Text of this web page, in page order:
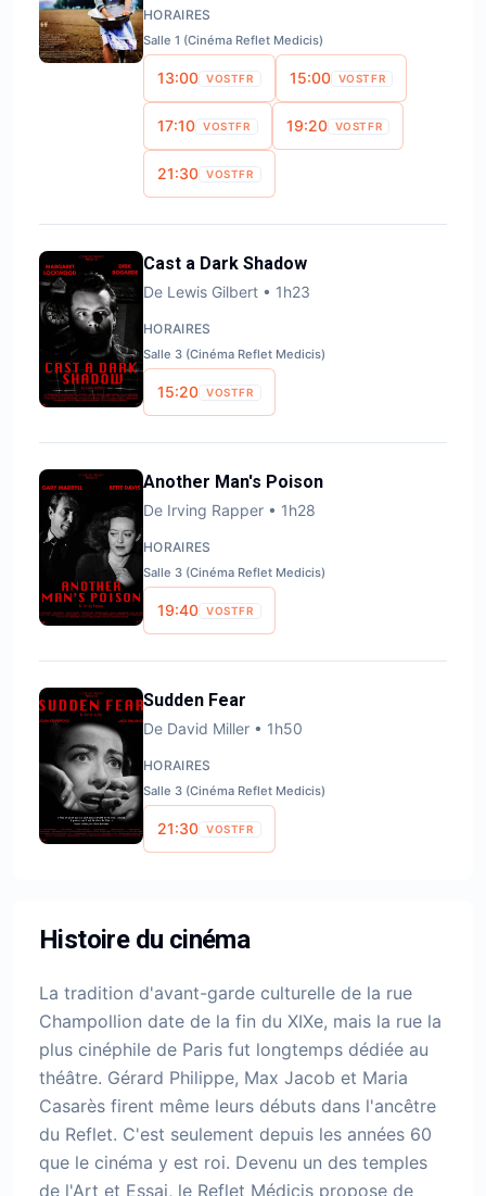
HORAIRES
Salle 1 (Cinéma Reflet Medicis)
13:00 VOSTFR 15:00 VOSTFR
17:10 VOSTFR 19:20 VOSTFR
21:30 VOSTFR
Cast a Dark Shadow
De Lewis Gilbert • 1h23
HORAIRES
Salle 3 (Cinéma Reflet Medicis)
15:20 VOSTFR
Another Man's Poison
De Irving Rapper • 1h28
HORAIRES
Salle 3 (Cinéma Reflet Medicis)
19:40 VOSTFR
Sudden Fear
De David Miller • 1h50
HORAIRES
Salle 3 (Cinéma Reflet Medicis)
21:30 VOSTFR
Histoire du cinéma
La tradition d'avant-garde culturelle de la rue
Champollion date de la fin du XIXe, mais la rue la
plus cinéphile de Paris fut longtemps dédiée au
théâtre. Gérard Philippe, Max Jacob et Maria
Casarès firent même leurs débuts dans l'ancêtre
du Reflet. C'est seulement depuis les années 60
que le cinéma y est roi. Devenu un des temples
de l'Art et Essai, le Reflet Médicis propose de